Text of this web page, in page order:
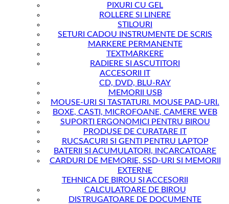
PIXURI CU GEL
ROLLERE SI LINERE
STILOURI
SETURI CADOU INSTRUMENTE DE SCRIS
MARKERE PERMANENTE
TEXTMARKERE
RADIERE SI ASCUTITORI
ACCESORII IT
CD, DVD, BLU-RAY
MEMORII USB
MOUSE-URI SI TASTATURI. MOUSE PAD-URI.
BOXE, CASTI, MICROFOANE, CAMERE WEB
SUPORTI ERGONOMICI PENTRU BIROU
PRODUSE DE CURATARE IT
RUCSACURI SI GENTI PENTRU LAPTOP
BATERII SI ACUMULATORI, INCARCATOARE
CARDURI DE MEMORIE, SSD-URI SI MEMORII
EXTERNE
TEHNICA DE BIROU SI ACCESORII
CALCULATOARE DE BIROU
DISTRUGATOARE DE DOCUMENTE